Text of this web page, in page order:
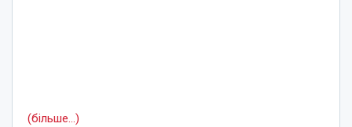
(більше…)